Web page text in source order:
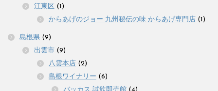
江東区 (1)
からあげのジョー 九州秘伝の味 からあげ専門店 (1)
島根県 (9)
出雲市 (9)
八雲本店 (2)
島根ワイナリー (6)